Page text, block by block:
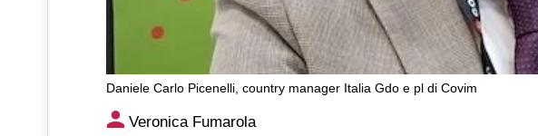
Daniele Carlo Picenelli, country manager Italia Gdo e pl di Covim
Covim, la crescita passa (anche) dalla Mdd
Veronica Fumarola